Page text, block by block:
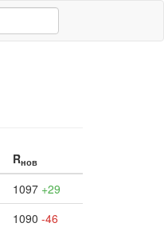
Rнов
1097 +29
1090 -46